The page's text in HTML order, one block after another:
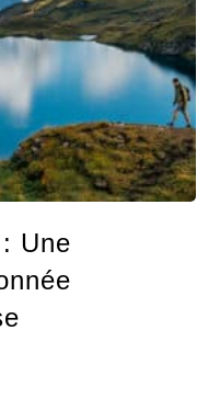
Une